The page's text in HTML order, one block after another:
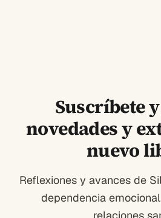
Suscríbete
novedades y
nuevo
Reflexiones y avances de
dependencia